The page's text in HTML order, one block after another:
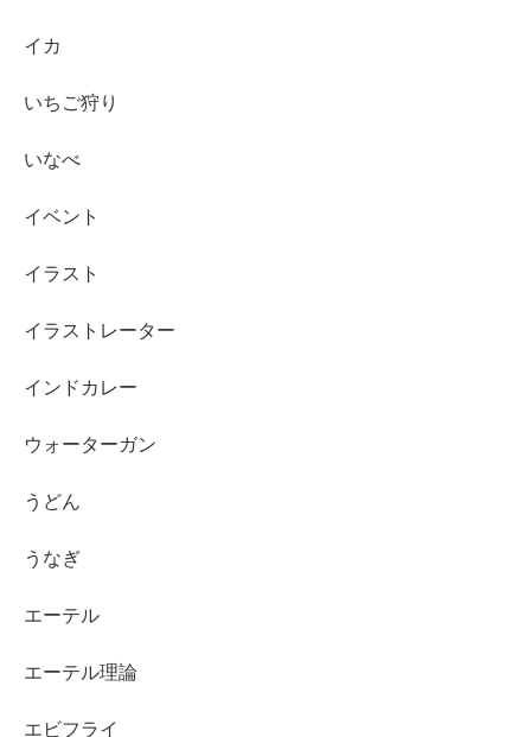
イカ
いちご狩り
いなべ
イベント
イラスト
イラストレーター
インドカレー
ウォーターガン
うどん
うなぎ
エーテル
エーテル理論
エビフライ